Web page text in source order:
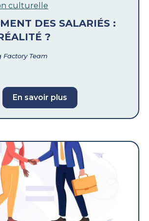
culturelle
DES SALARIÉS :
?
Factory Team
En savoir plus